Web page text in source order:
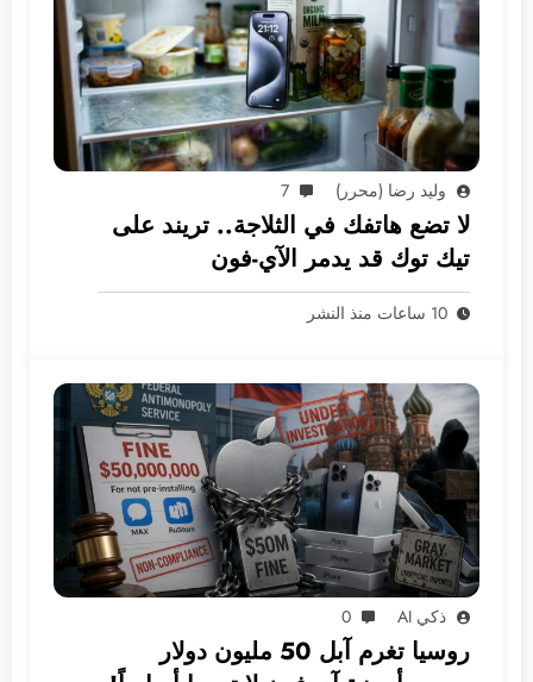
وليد رضا (محرر) 7
لا تضع هاتفك في الثلاجة.. تريند على
تيك توك قد يدمر الآي-فون
10 ساعات منذ النشر
ذكي AI 0
روسيا تغرم آبل 50 مليون دولار